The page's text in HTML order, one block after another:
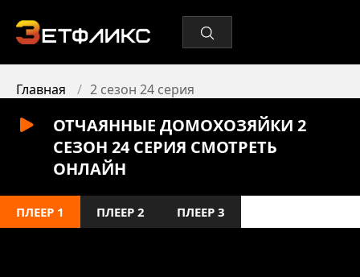
Главная 2 сезон 24 серия
ОТЧАЯННЫЕ ДОМОХОЗЯЙКИ 2
СЕЗОН 24 СЕРИЯ СМОТРЕТЬ
ОНЛАЙН
ПЛЕЕР 1 ПЛЕЕР 2 ПЛЕЕР 3